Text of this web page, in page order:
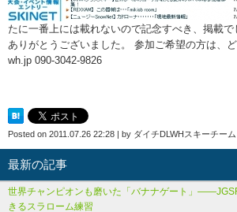
たに一番上には載れないので記念すべき、掲載で
ありがとうございました。 参加ご希望の方は、
wh.jp 090-3042-9826
Posted on 2011.07.26 22:28 | by ダイチDLWHスキーチーム
最新の記事
世界チャンピオンも磨いた「バナナゲート」
きるスラローム練習